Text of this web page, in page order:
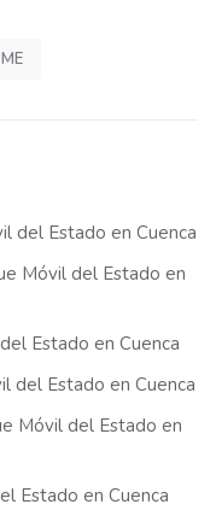
del Estado en Cuenca
Móvil del Estado en
Estado en Cuenca
del Estado en Cuenca
Móvil del Estado en
Estado en Cuenca